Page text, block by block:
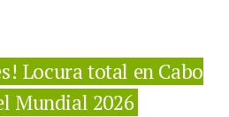
Locura total en Cabo
Mundial 2026